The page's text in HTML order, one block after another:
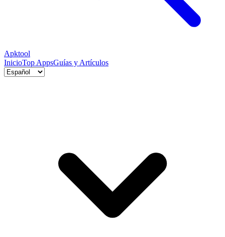
Apktool
InicioTop AppsGuías y Artículos